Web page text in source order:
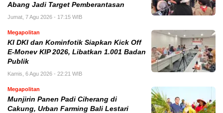
Abang Jadi Target Pemberantasan
Jumat, 7 Agu 2026 - 17:15 WIB
Megapolitan
KI DKI dan Kominfotik Siapkan Kick Off
E-Monev KIP 2026, Libatkan 1.001 Badan
Publik
Kamis, 6 Agu 2026 - 22:21 WIB
Megapolitan
Munjirin Panen Padi Ciherang di
Cakung, Urban Farming Bali Lestari